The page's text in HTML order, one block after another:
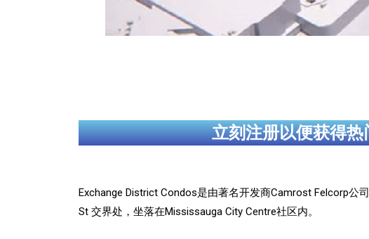
立刻注册以便获得
Exchange District Condos是由著名开发商Camrost Felcorp公
St 交界处，坐落在Mississauga City Centre社区内。